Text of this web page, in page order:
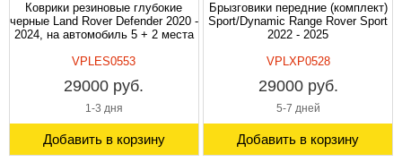
Коврики резиновые глубокие
черные Land Rover Defender 2020 -
2024, на автомобиль 5 + 2 места
VPLES0553
29000 руб.
1-3 дня
Добавить в корзину
Брызговики передние (комплект)
Sport/Dynamic Range Rover Sport
2022 - 2025
VPLXP0528
29000 руб.
5-7 дней
Добавить в корзину